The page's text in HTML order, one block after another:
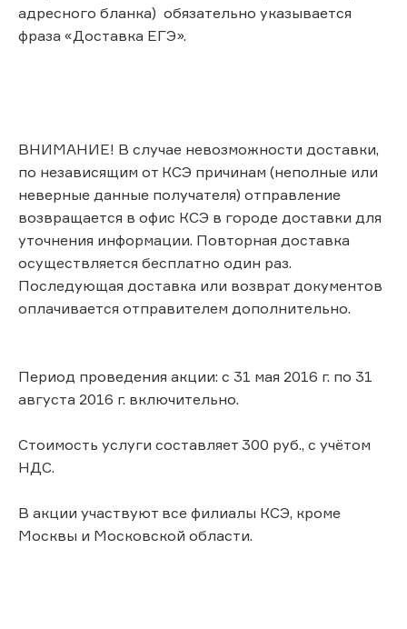
адресного бланка) обязательно указывается
фраза «Доставка ЕГЭ».
ВНИМАНИЕ! В случае невозможности доставки,
по независящим от КСЭ причинам (неполные или
неверные данные получателя) отправление
возвращается в офис КСЭ в городе доставки для
уточнения информации. Повторная доставка
осуществляется бесплатно один раз.
Последующая доставка или возврат документов
оплачивается отправителем дополнительно.
Период проведения акции: с 31 мая 2016 г. по 31
августа 2016 г. включительно.
Стоимость услуги составляет 300 руб., с учётом
НДС.
В акции участвуют все филиалы КСЭ, кроме
Москвы и Московской области.